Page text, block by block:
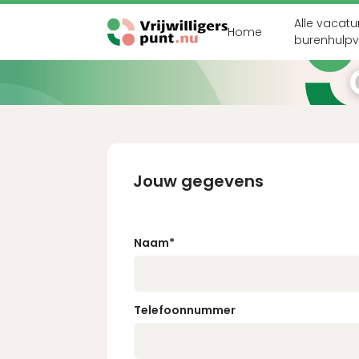
Home
Alle
Jouw gegevens
Naam*
Telefoonnummer
Wachtwoord